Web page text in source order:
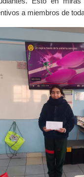
a miembros de